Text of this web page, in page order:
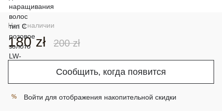
Нет в наличии
180 zł 200 zł
Сообщить, когда появится
% Войти для отображения накопительной скидки